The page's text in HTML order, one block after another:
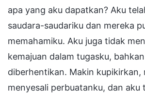
apa yang aku dapatkan? Aku
saudara-saudariku dan mereka
memahamiku. Aku juga tidak
kemajuan dalam tugasku,
diberhentikan. Makin kupikirkan,
menyesali perbuatanku, dan aku